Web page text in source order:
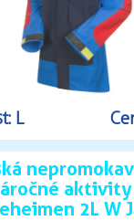
L
aktivity
2L W